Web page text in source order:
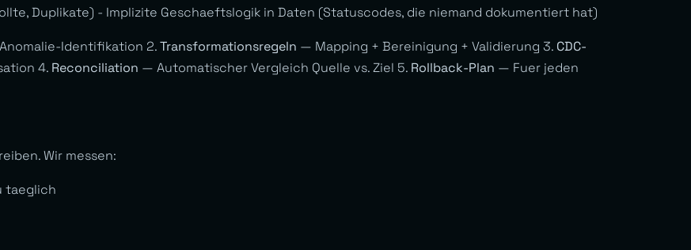
Duplikate) - Implizite Geschaeftslogik in Daten (Statuscodes, die niemand dokumentiert hat)
Identifikation 2.Transformationsregeln — Mapping + Bereinigung + Validierung 3. CDC-
4. Reconciliation — Automatischer Vergleich Quelle vs. Ziel 5. Rollback-Plan — Fuer jeden
Wir messen:
taeglich